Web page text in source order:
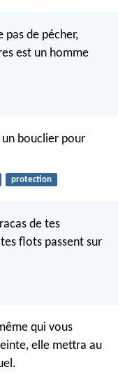
pas de pécher,
est un homme
un bouclier pour
protection
de tes
flots passent sur
qui vous
elle mettra au